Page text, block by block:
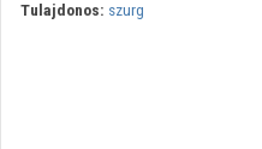
Tulajdonos: szurg